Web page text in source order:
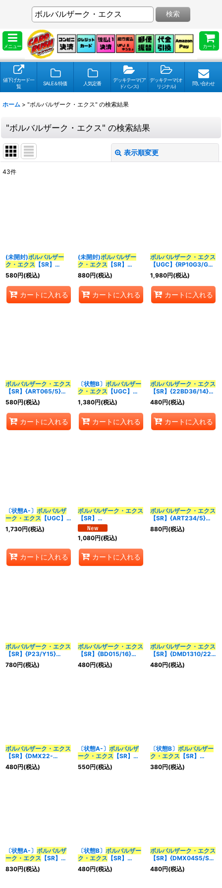
メニュー カート
検索
値下げカード一
覧
SALE＆特価 人気定番
デッキテーマ(ア
ドバンス)
デッキテーマ(オ
リジナル)
問い合わせ
ホーム > "ボルバルザーク・エクス" の検索結果
"ボルバルザーク・エクス" の検索結果
表示順変更
検索キーワードをお願い致します
カテゴリ :
特集:
43件
(未開封)ボルバルザー
ク・エクス 【SR】
{ART065/5}《多》
580円(税込)
カートに入れる
(未開封)ボルバルザー
ク・エクス 【SR】
{ART234/5}《多》
880円(税込)
カートに入れる
ボルバルザーク・エクス
【UGC】{RP10G3/G7}
《多》
1,980円(税込)
カートに入れる
ボルバルザーク・エクス
【SR】{ART065/5}
《多》
580円(税込)
カートに入れる
〔状態B〕 ボルバルザー
ク・エクス 【UGC】
{RP10G3/G7}《多》
1,380円(税込)
カートに入れる
ボルバルザーク・エクス
【SR】{22BD36/14}
《多》
480円(税込)
カートに入れる
〔状態A-〕 ボルバルザ
ーク・エクス 【UGC】
{RP10G3/G7}《多》
1,730円(税込)
カートに入れる
ボルバルザーク・エクス
【SR】
{26EX3DCR12/DCR15
}《多》
1,080円(税込)
カートに入れる
ボルバルザーク・エクス
【SR】{ART234/5}
《多》
880円(税込)
ボルバルザーク・エクス
【SR】{P23/Y15}
《多》
780円(税込)
ボルバルザーク・エクス
【SR】{BD015/16}
《多》
480円(税込)
ボルバルザーク・エクス
【SR】{DMD1310/22}
《多》
480円(税込)
ボルバルザーク・エクス
【SR】{DMX22-
b150/???}《多》
480円(税込)
〔状態A-〕 ボルバルザ
ーク・エクス 【SR】
{ART065/5}《多》
550円(税込)
〔状態B〕 ボルバルザー
ク・エクス 【SR】
{DMD1310/22}《多》
380円(税込)
〔状態A-〕 ボルバルザ
ーク・エクス 【SR】
{ART234/5}《多》
830円(税込)
〔状態B〕 ボルバルザー
ク・エクス 【SR】
{ART065/5}《多》
480円(税込)
ボルバルザーク・エクス
【SR】{DMX04S5/S5}
《多》
480円(税込)